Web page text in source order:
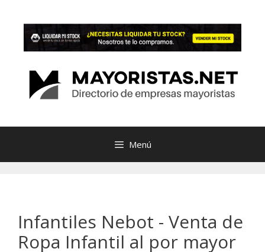
contenido
Menú
Infantiles Nebot - Venta de
Ropa Infantil al por mayor